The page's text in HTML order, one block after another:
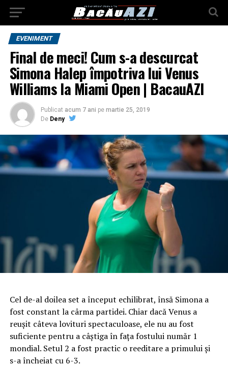
EVENIMENT
Final de meci! Cum s-a descurcat
Simona Halep împotriva lui Venus
Williams la Miami Open | BacauAZI
Publicat acum 7 ani pe martie 25, 2019
De Deny
Cel de-al doilea set a început echilibrat, însă Simona a
fost constant la cârma partidei. Chiar dacă Venus a
reușit câteva lovituri spectaculoase, ele nu au fost
suficiente pentru a câștiga în fața fostului număr 1
mondial. Setul 2 a fost practic o reeditare a primului și
s-a încheiat cu 6-3.